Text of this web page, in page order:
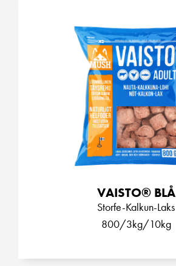
VAISTO® BLÅ
Storfe-Kalkun-Laks
800/3kg/10kg